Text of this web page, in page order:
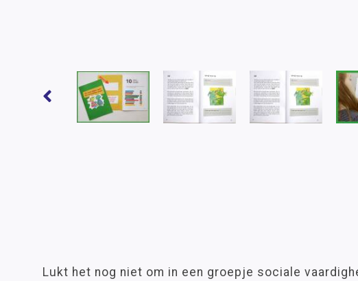
Lukt het nog niet om in een groepje sociale